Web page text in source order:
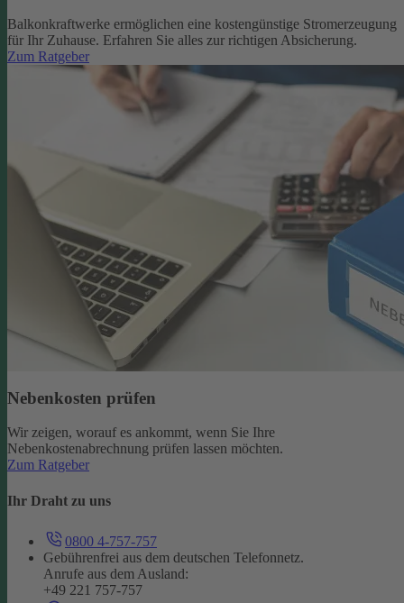
Balkonkraftwerke ermöglichen eine kostengünstige Stromerzeugung
für Ihr Zuhause. Erfahren Sie alles zur richtigen Absicherung.
Zum Ratgeber
Nebenkosten prüfen
Wir zeigen, worauf es ankommt, wenn Sie Ihre
Nebenkostenabrechnung prüfen lassen möchten.
Zum Ratgeber
Ihr Draht zu uns
0800 4-757-757
Gebührenfrei aus dem deutschen Telefonnetz.
Anrufe aus dem Ausland:
+49 221 757-757